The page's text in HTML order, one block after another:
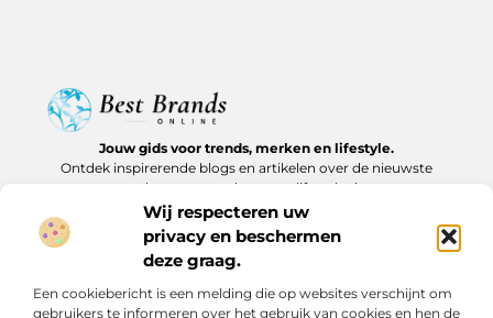
Wij respecteren uw
privacy en beschermen
deze graag.
Een cookiebericht is een melding die op websites verschijnt om
gebruikers te informeren over het gebruik van cookies en hen de
Jouw gids voor trends, merken en lifestyle.
Ontdek inspirerende blogs en artikelen over de nieuwste
producten, must-haves en lifestyle tips.
Bericht categorie